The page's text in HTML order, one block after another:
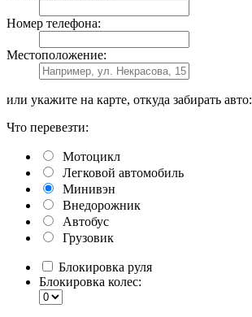
Номер телефона:
Местоположение:
или укажите на карте, откуда забирать авто:
Что перевезти:
Мотоцикл
Легковой автомобиль
Минивэн
Внедорожник
Автобус
Грузовик
Блокировка руля
Блокировка колес: